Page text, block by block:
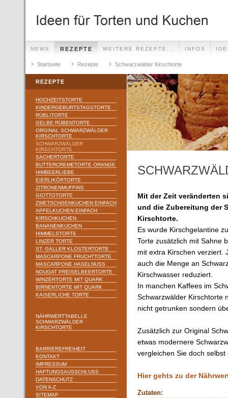
NEWS REZEPTE WEITERE REZEPTE... INFOS
Startseite Rezepte Schwarzwälder Kirschtorte
REZEPTE
HOCHZEITSTORTE
KINDERGEBURTSTAGSTORTE
RÜBLITORTE
GELBE RÜBENTORTE
ORGINAL SCHWARZWÄLDER
KIRSCHTORTE
SCHWARZWÄLDER
KIRSCHTORTE
SACHERTORTE
BUTTERCREMETORTE ORANGE
HIMBEERLIEBE
EIERLIKÖRTORTE
ZITRONENMUFFINS
GIOTTOTORTE
ZWETSCHGENKUCHEN EINFACH
APFELKUCHEN EINFACH
KIRSCHKUCHEN
BANANENKUCHEN
HIMMELSTORTE
LINZER TORTE
ST. GALLER KLOSTERTORTE
MASCARPONE FRUCHTTORTE
MASCARPONE HASELNUSS
NOUGAT PREISELBEERTORTE
WINZERTORTE MIT QUARK
BIRNENTORTE MIT QUARK
KAISERLICHE TORTE
NÄHRWERTTABELLE
SCHWARZWÄLDER
KIRSCHTORTE
BARRIEREFREIHEIT
KONTAKT
IMPRESSUM
HAFTUNGSAUSSCHLUSS
DATENSCHUTZ
VON A-Z
SITEMAP
Mit der Zeit veränderten
und die Zubereitung der
Kirschtorte.
Es wurde Kirschgelantine
Torte zusätzlich mit Sahne
mit extra Kirschen verziert.
auch die Menge an
Kirschwasser reduziert.
In manchen Kaffees im
Schwarzwälder Kirschtorte
nicht getrunken sondern
Zusätzlich zur Original
etwas modernere
vergleichen Sie doch
Hier gehts zu der
Zutaten: